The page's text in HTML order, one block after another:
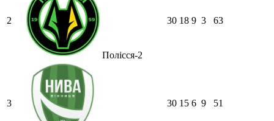
2
Полісся-2
30 18 9 3 63
3 30 15 6 9 51